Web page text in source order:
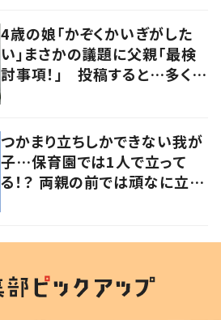
4歳の娘「かぞくかいぎがした
い」まさかの議題に父親「最検
討事項！」 投稿すると…多くの
つかまり立ちしかできない我が
子…保育園では1人で立って
る！？ 両親の前では頑なに立た